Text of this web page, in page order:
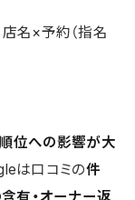
名×予約（指名
位への影響が大
は口コミの件
有・オーナー返